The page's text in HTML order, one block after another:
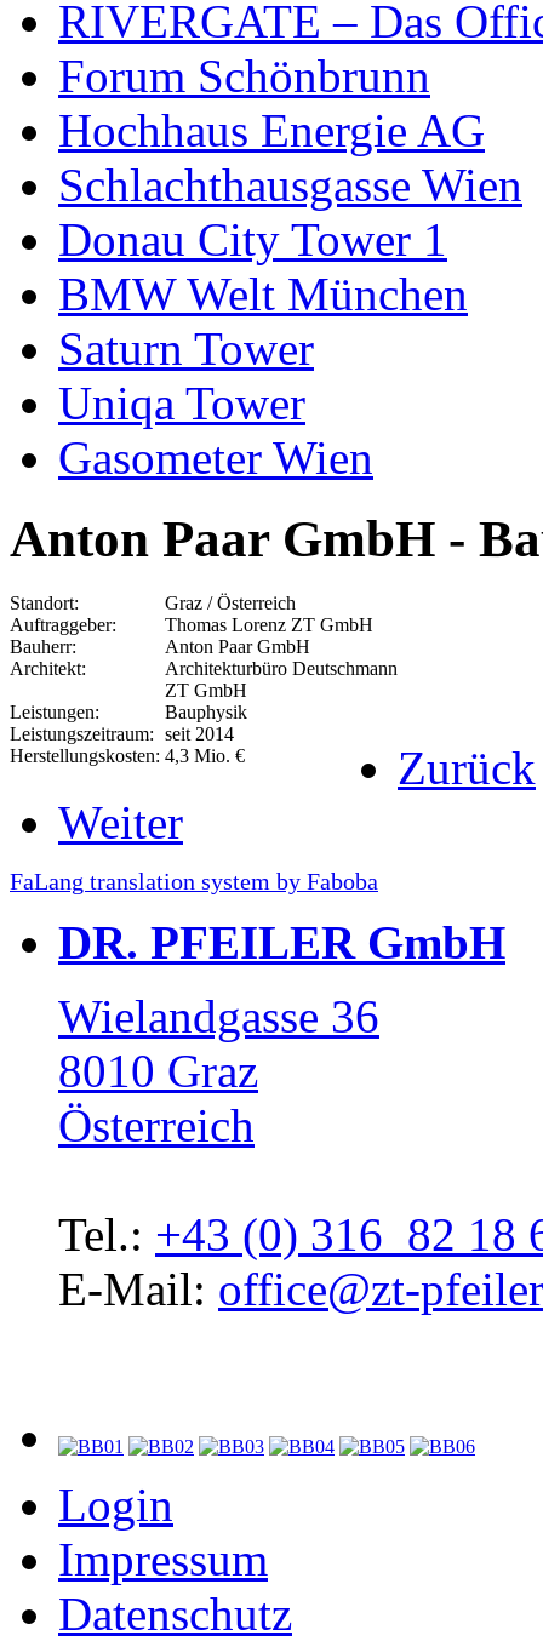
RIVERGATE – Das
Forum Schönbrunn
Hochhaus Energie AG
Schlachthausgasse Wien
Donau City Tower 1
BMW Welt München
Saturn Tower
Uniqa Tower
Gasometer Wien
Anton Paar GmbH -
Standort:
Graz / Österreich
Auftraggeber:
Thomas Lorenz ZT GmbH
Bauherr:
Anton Paar GmbH
Architekt:
Architekturbüro Deutschmann
ZT GmbH
Leistungen:
Bauphysik
Leistungszeitraum: seit 2014
Herstellungskosten: 4,3 Mio. €
Zurück
Weiter
FaLang translation system by Faboba
DR. PFEILER GmbH
Wielandgasse 36
8010 Graz
Österreich
Tel.: +43 (0) 316 82 18
E-Mail: office@zt-
Login
Impressum
Datenschutz